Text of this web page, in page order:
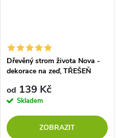
Dřevěný strom života Nova -
dekorace na zeď, TŘEŠEŇ
od 139 Kč
Skladem
ZOBRAZIT